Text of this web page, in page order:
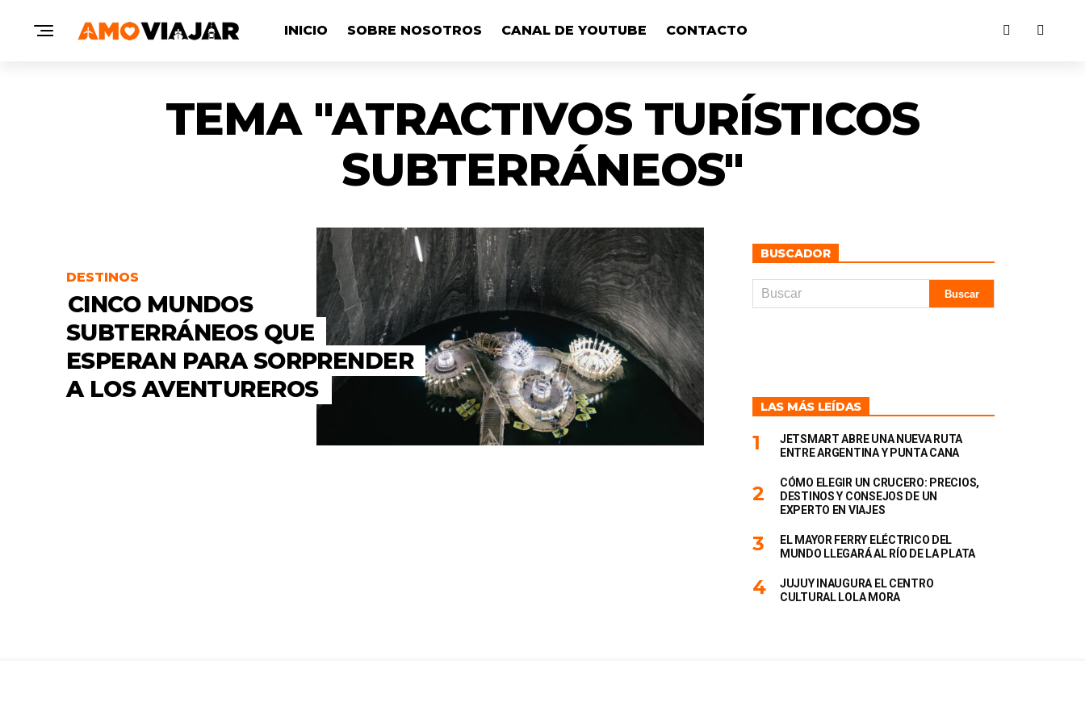
INICIO SOBRE NOSOTROS CANAL DE YOUTUBE CONTACTO
TEMA "ATRACTIVOS TURÍSTICOS
SUBTERRÁNEOS"
DESTINOS
CINCO MUNDOS
SUBTERRÁNEOS QUE
ESPERAN PARA SORPRENDER
A LOS AVENTUREROS
BUSCADOR
LAS MÁS LEÍDAS
JETSMART ABRE UNA NUEVA RUTA
ENTRE ARGENTINA Y PUNTA CANA
CÓMO ELEGIR UN CRUCERO: PRECIOS,
DESTINOS Y CONSEJOS DE UN
EXPERTO EN VIAJES
EL MAYOR FERRY ELÉCTRICO DEL
MUNDO LLEGARÁ AL RÍO DE LA PLATA
JUJUY INAUGURA EL CENTRO
CULTURAL LOLA MORA